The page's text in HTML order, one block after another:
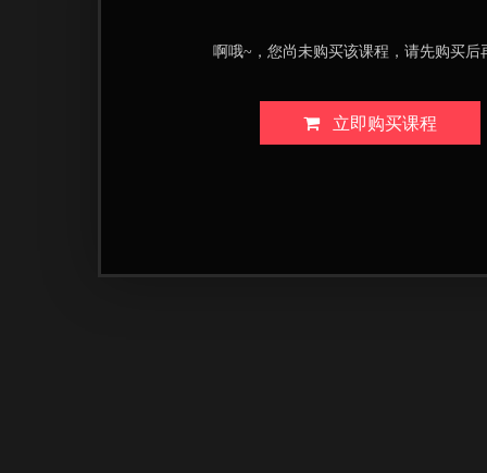
啊哦~，您尚未购买该课程，请先购买后
立即购买课程